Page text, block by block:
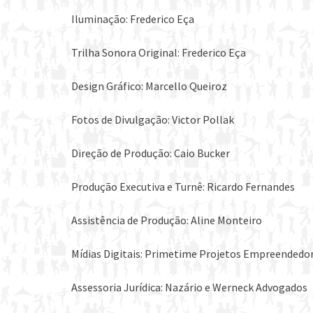
Iluminação: Frederico Eça
Trilha Sonora Original: Frederico Eça
Design Gráfico: Marcello Queiroz
Fotos de Divulgação: Victor Pollak
Direção de Produção: Caio Bucker
Produção Executiva e Turnê: Ricardo Fernandes
Assistência de Produção: Aline Monteiro
Mídias Digitais: Primetime Projetos
Assessoria Jurídica: Nazário e Werneck Advogados